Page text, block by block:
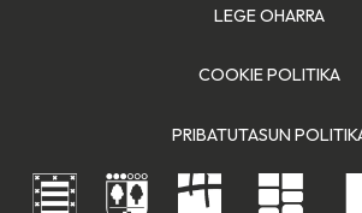
LEGE OHARRA
COOKIE POLITIKA
PRIBATUTASUN